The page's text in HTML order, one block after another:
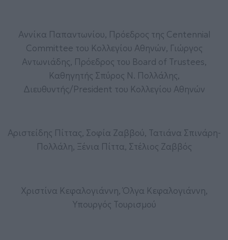
Αννίκα Παπαντωνίου, Πρόεδρος της Centennial
Committee του Κολλεγίου Αθηνών, Γιώργος
Αντωνιάδης, Πρόεδρος του Board of Trustees,
Καθηγητής Σπύρος Ν. Πολλάλης,
Διευθυντής/President του Κολλεγίου Αθηνών
Αριστείδης Πίττας, Σοφία Ζαββού, Τατιάνα Σπινάρη-
Πολλάλη, Ξένια Πίττα, Στέλιος Ζαββός
Χριστίνα Κεφαλογιάννη, Όλγα Κεφαλογιάννη,
Υπουργός Τουρισμού